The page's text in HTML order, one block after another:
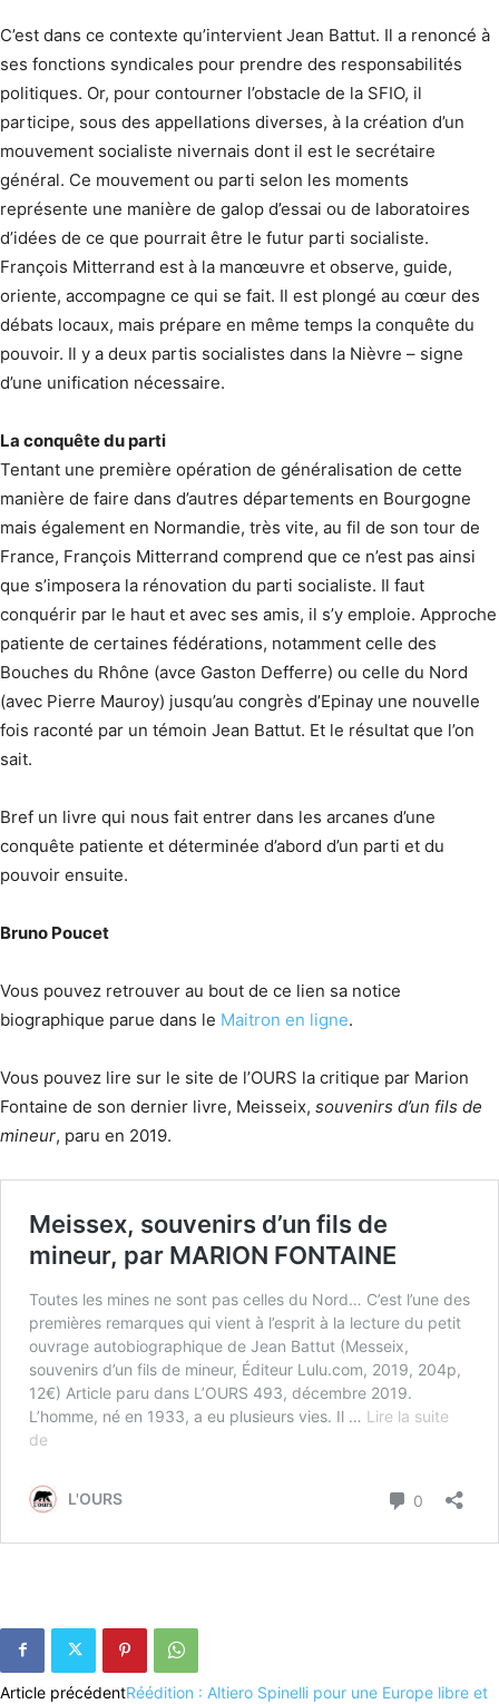
C’est dans ce contexte qu’intervient Jean Battut. Il a renoncé à
ses fonctions syndicales pour prendre des responsabilités
politiques. Or, pour contourner l’obstacle de la SFIO, il
participe, sous des appellations diverses, à la création d’un
mouvement socialiste nivernais dont il est le secrétaire
général. Ce mouvement ou parti selon les moments
représente une manière de galop d’essai ou de laboratoires
d’idées de ce que pourrait être le futur parti socialiste.
François Mitterrand est à la manœuvre et observe, guide,
oriente, accompagne ce qui se fait. Il est plongé au cœur des
débats locaux, mais prépare en même temps la conquête du
pouvoir. Il y a deux partis socialistes dans la Nièvre – signe
d’une unification nécessaire.
La conquête du parti
Tentant une première opération de généralisation de cette
manière de faire dans d’autres départements en Bourgogne
mais également en Normandie, très vite, au fil de son tour de
France, François Mitterrand comprend que ce n’est pas ainsi
que s’imposera la rénovation du parti socialiste. Il faut
conquérir par le haut et avec ses amis, il s’y emploie. Approche
patiente de certaines fédérations, notamment celle des
Bouches du Rhône (avce Gaston Defferre) ou celle du Nord
(avec Pierre Mauroy) jusqu’au congrès d’Epinay une nouvelle
fois raconté par un témoin Jean Battut. Et le résultat que l’on
sait.
Bref un livre qui nous fait entrer dans les arcanes d’une
conquête patiente et déterminée d’abord d’un parti et du
pouvoir ensuite.
Bruno Poucet
Vous pouvez retrouver au bout de ce lien sa notice
biographique parue dans le Maitron en ligne.
Vous pouvez lire sur le site de l’OURS la critique par Marion
Fontaine de son dernier livre, Meisseix, souvenirs d’un fils de
mineur, paru en 2019.
Article précédentRéédition : Altiero Spinelli pour une Europe libre et